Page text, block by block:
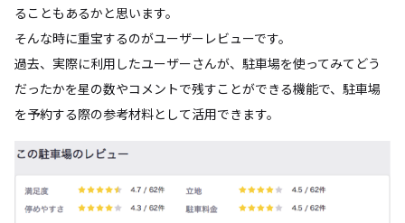
ることもあるかと思います。
そんな時に重宝するのがユーザーレビューです。
過去、実際に利用したユーザーさんが、駐車場を使ってみてどう
だったかを星の数やコメントで残すことができる機能で、駐車場
を予約する際の参考材料として活用できます。